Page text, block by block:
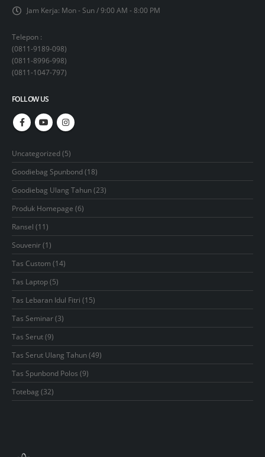
Jam Kerja: Mon - Sun / 9:00 AM - 8:00 PM
Telepon :
(0811-9189-098)
(0811-8996-998)
(0811-1047-797)
FOLLOW US
Uncategorized 55
products
Goodiebag Spunbond 1818
products
Goodiebag Ulang Tahun 2323
products
Produk Homepage 66
products
Ransel 1111
products
Souvenir 11
product
Tas Custom 1414
products
Tas Laptop 55
products
Tas Lebaran Idul Fitri 1515
products
Tas Seminar 33
products
Tas Serut 99
products
Tas Serut Ulang Tahun 4949
products
Tas Spunbond Polos 99
products
Totebag 3232
products